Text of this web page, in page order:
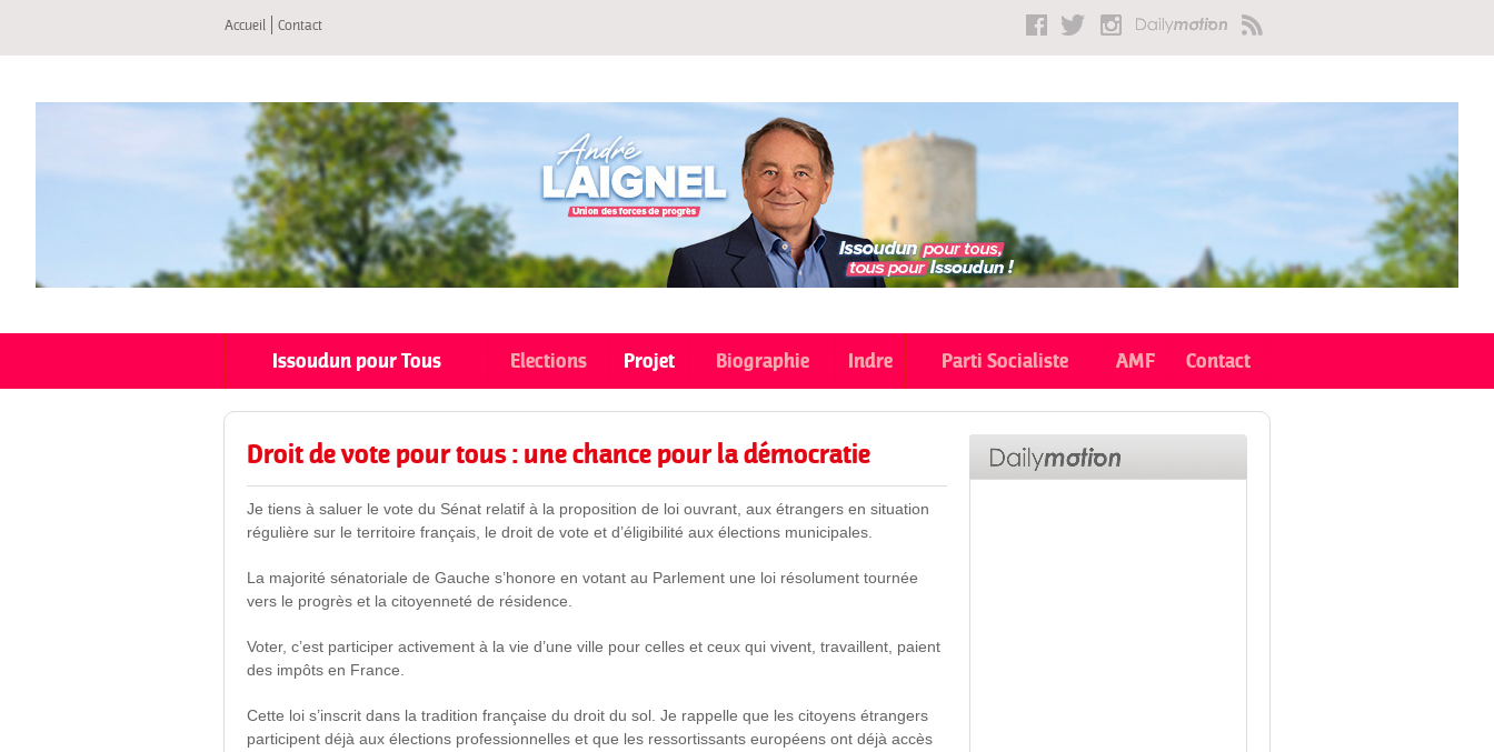
principal
Accueil Contact
Issoudun pour Tous Elections Projet Biographie Indre Parti Socialiste AMF Contact
Droit de vote pour tous : une chance pour la démocratie
Je tiens à saluer le vote du Sénat relatif à la proposition de loi ouvrant, aux étrangers en situation
régulière sur le territoire français, le droit de vote et d’éligibilité aux élections municipales.
La majorité sénatoriale de Gauche s’honore en votant au Parlement une loi résolument tournée
vers le progrès et la citoyenneté de résidence.
Voter, c’est participer activement à la vie d’une ville pour celles et ceux qui vivent, travaillent, paient
des impôts en France.
Cette loi s’inscrit dans la tradition française du droit du sol. Je rappelle que les citoyens étrangers
participent déjà aux élections professionnelles et que les ressortissants européens ont déjà accès